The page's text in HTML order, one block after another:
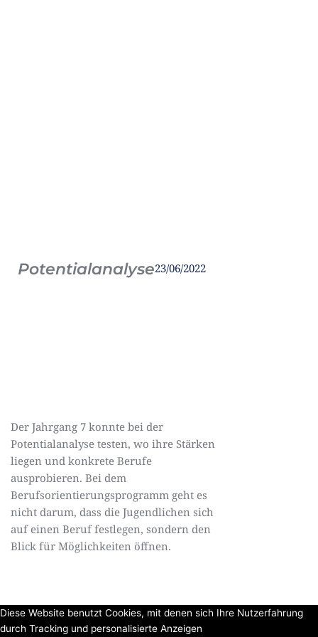
Potentialanalyse23/06/2022
Der Jahrgang 7 konnte bei der
Potentialanalyse testen, wo ihre Stärken
liegen und konkrete Berufe
ausprobieren. Bei dem
Berufsorientierungsprogramm geht es
nicht darum, dass die Jugendlichen sich
auf einen Beruf festlegen, sondern den
Blick für Möglichkeiten öffnen.
Diese Website benutzt Cookies, mit denen sich Ihre Nutzerfahrung
durch Tracking und personalisierte Anzeigen